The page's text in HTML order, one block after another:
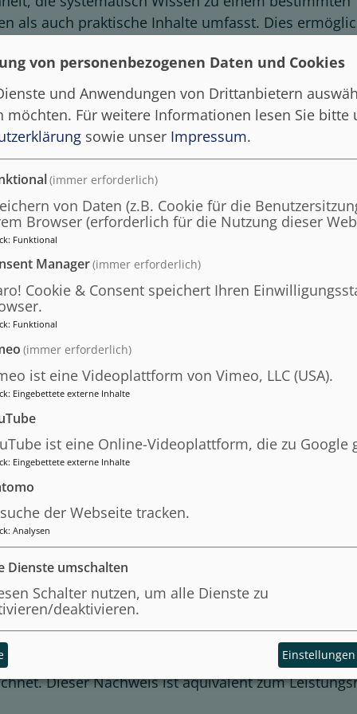
als auch praktische Inhalte umfasst. Dies
von 150 Stunden, dieser setzt sich zusammen
Sie eine Teilnahmebestätigung (ohne
des Kurses nicht anders aufgeführt ist, gelten
Kurse praxisnaher zu gestalten und ist daher
den Einstieg erleichtern und
Reihenfolge zu bearbeiten. Eine
einem Zeitaufwand von:
und Assessments
mit einem Zeitaufwand von:
und Assessments
je nach Bedarf oder Interesse
Moduls (mit bestandenen Assessments)
einem Aufbau-Module, können Sie einen
Dieser Nachweis ist äquivalent zum
von personenbezogenen Daten und Cookies
und Anwendungen von Drittanbietern
möchten. Für weitere Informationen lesen Sie bitte
sowie unser Impressum.
(immer erforderlich)
von Daten (z.B. Cookie für die
Browser (erforderlich für die Nutzung dieser
: Funktional
Manager(immer erforderlich)
Cookie & Consent speichert Ihren
: Funktional
(immer erforderlich)
ist eine Videoplattform von Vimeo, LLC (USA).
: Eingebettete externe Inhalte
ist eine Online-Videoplattform, die zu Google
: Eingebettete externe Inhalte
der Webseite tracken.
: Analysen
Dienste umschalten
Schalter nutzen, um alle Dienste zu
deaktivieren.